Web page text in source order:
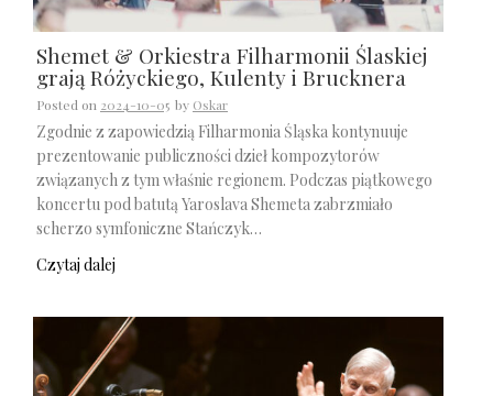
Shemet & Orkiestra Filharmonii Ślaskiej
grają Różyckiego, Kulenty i Brucknera
Posted on 2024-10-05 by Oskar
Zgodnie z zapowiedzią Filharmonia Śląska kontynuuje
prezentowanie publiczności dzieł kompozytorów
związanych z tym właśnie regionem. Podczas piątkowego
koncertu pod batutą Yaroslava Shemeta zabrzmiało
scherzo symfoniczne Stańczyk…
Czytaj dalej